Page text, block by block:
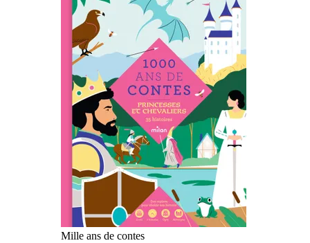
Mille ans de contes